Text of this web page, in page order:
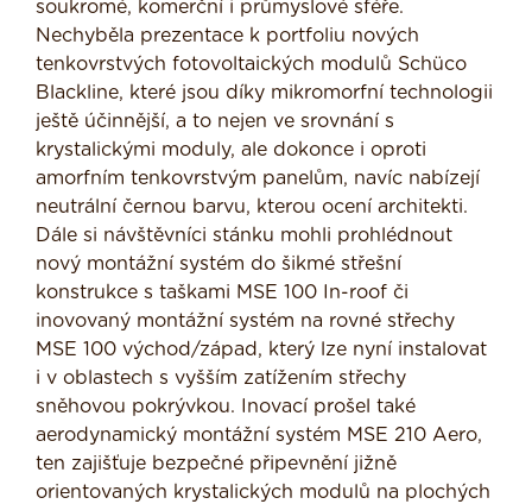
soukromé, komerční i průmyslové sféře.
Nechyběla prezentace k portfoliu nových
tenkovrstvých fotovoltaických modulů Schüco
Blackline, které jsou díky mikromorfní technologii
ještě účinnější, a to nejen ve srovnání s
krystalickými moduly, ale dokonce i oproti
amorfním tenkovrstvým panelům, navíc nabízejí
neutrální černou barvu, kterou ocení architekti.
Dále si návštěvníci stánku mohli prohlédnout
nový montážní systém do šikmé střešní
konstrukce s taškami MSE 100 In-roof či
inovovaný montážní systém na rovné střechy
MSE 100 východ/západ, který lze nyní instalovat
i v oblastech s vyšším zatížením střechy
sněhovou pokrývkou. Inovací prošel také
aerodynamický montážní systém MSE 210 Aero,
ten zajišťuje bezpečné připevnění jižně
orientovaných krystalických modulů na plochých